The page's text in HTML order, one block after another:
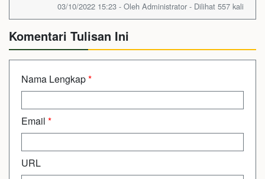
03/10/2022 15:23 - Oleh Administrator - Dilihat 557 kali
Komentari Tulisan Ini
Nama Lengkap*
Email *
URL